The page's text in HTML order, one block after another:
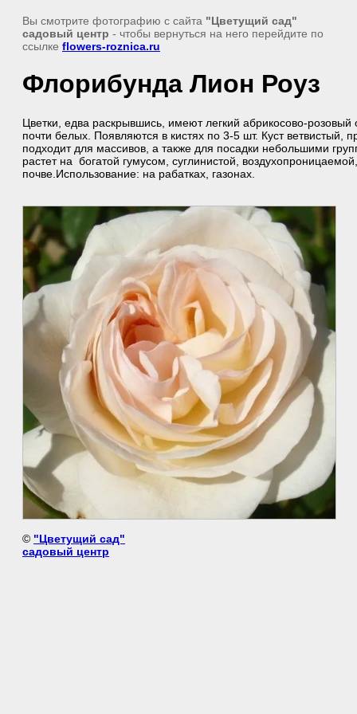
Вы смотрите фотографию с сайта "Цветущий сад"
садовый центр - чтобы вернуться на него перейдите по
ссылке flowers-roznica.ru
Флорибунда Лион Роуз
Цветки, едва раскрывшись, имеют легкий абрикосово-розовый
почти белых. Появляются в кистях по 3-5 шт. Куст ветвистый,
подходит для массивов, а также для посадки небольшими
растет на богатой гумусом, суглинистой,
почве.Использование: на рабатках, газонах.
© "Цветущий сад"
садовый центр